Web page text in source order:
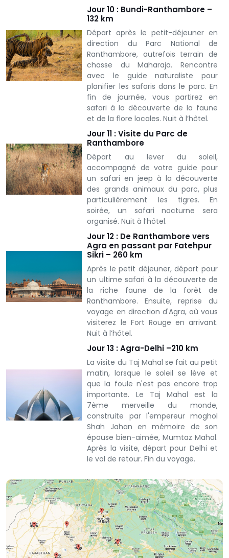
Jour 10 : Bundi-Ranthambore –
132 km
Départ après le petit-déjeuner en
direction du Parc National de
Ranthambore, autrefois terrain de
chasse du Maharaja. Rencontre
avec le guide naturaliste pour
planifier les safaris dans le parc. En
fin de journée, vous partirez en
safari à la découverte de la faune
et de la flore locales. Nuit à l’hôtel.
Jour 11 : Visite du Parc de
Ranthambore
Départ au lever du soleil,
accompagné de votre guide pour
un safari en jeep à la découverte
des grands animaux du parc, plus
particulièrement les tigres. En
soirée, un safari nocturne sera
organisé. Nuit à l’hôtel.
Jour 12 : De Ranthambore vers
Agra en passant par Fatehpur
Sikri – 260 km
Après le petit déjeuner, départ pour
un ultime safari à la découverte de
la riche faune de la forêt de
Ranthambore. Ensuite, reprise du
voyage en direction d'Agra, où vous
visiterez le Fort Rouge en arrivant.
Nuit à l’hôtel.
Jour 13 : Agra-Delhi –210 km
La visite du Taj Mahal se fait au petit
matin, lorsque le soleil se lève et
que la foule n'est pas encore trop
importante. Le Taj Mahal est la
7ème merveille du monde,
construite par l'empereur moghol
Shah Jahan en mémoire de son
épouse bien-aimée, Mumtaz Mahal.
Après la visite, départ pour Delhi et
le vol de retour. Fin du voyage.